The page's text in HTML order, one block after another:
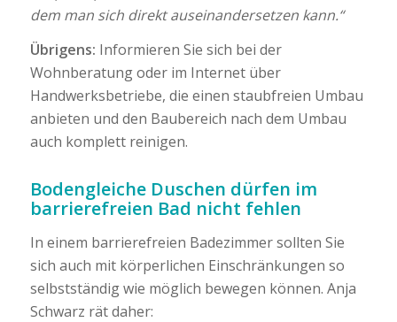
dem man sich direkt auseinandersetzen kann.“
Übrigens: Informieren Sie sich bei der
Wohnberatung oder im Internet über
Handwerksbetriebe, die einen staubfreien Umbau
anbieten und den Baubereich nach dem Umbau
auch komplett reinigen.
Bodengleiche Duschen dürfen im
barrierefreien Bad nicht fehlen
In einem barrierefreien Badezimmer sollten Sie
sich auch mit körperlichen Einschränkungen so
selbstständig wie möglich bewegen können. Anja
Schwarz rät daher: